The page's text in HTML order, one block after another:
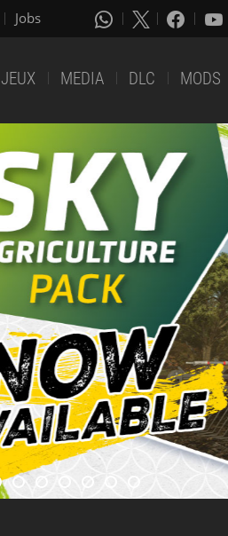
Jobs
JEUX MEDIA DLC MODS